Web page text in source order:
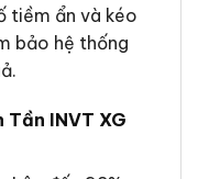
tiềm ẩn và kéo
bảo hệ thống
Tần INVT XG